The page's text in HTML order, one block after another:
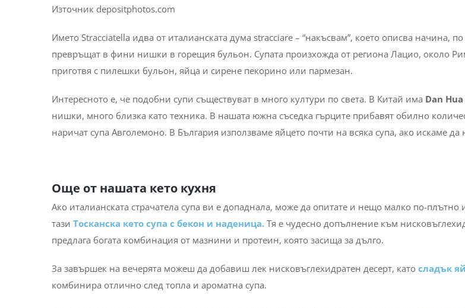
Източник depositphotos.com
Името Stracciatella идва от италианската дума stracciare – “накъсвам”, което описва начина,
превръщат в фини нишки в горещия бульон. Супата произхожда от региона Лацио, около
приготвя с пилешки бульон, яйца и сирене пекорино или пармезан.
Интересното е, че подобни супи съществуват в много култури по света. В Китай има Dan
нишки, много близка като техника. В нашата южна съседка гърците прибавят обилно
наричат супа Авголемоно. В България използваме яйцето почти на всяка супа, ако искаме да
Още от нашата кето кухня
Ако италианската страчатела супа ви е допаднала, може да опитате и нещо малко по-плътно
тази Тосканска кето супа с бекон и наденица.Тя е чудесно допълнение към
предлага богата комбинация от мазнини и протеин, която засища за дълго.
За завършек на вечерята можеш да добавиш лек нисковъглехидратен десерт, катосладък
комбинира отлично след топла и ароматна супа.